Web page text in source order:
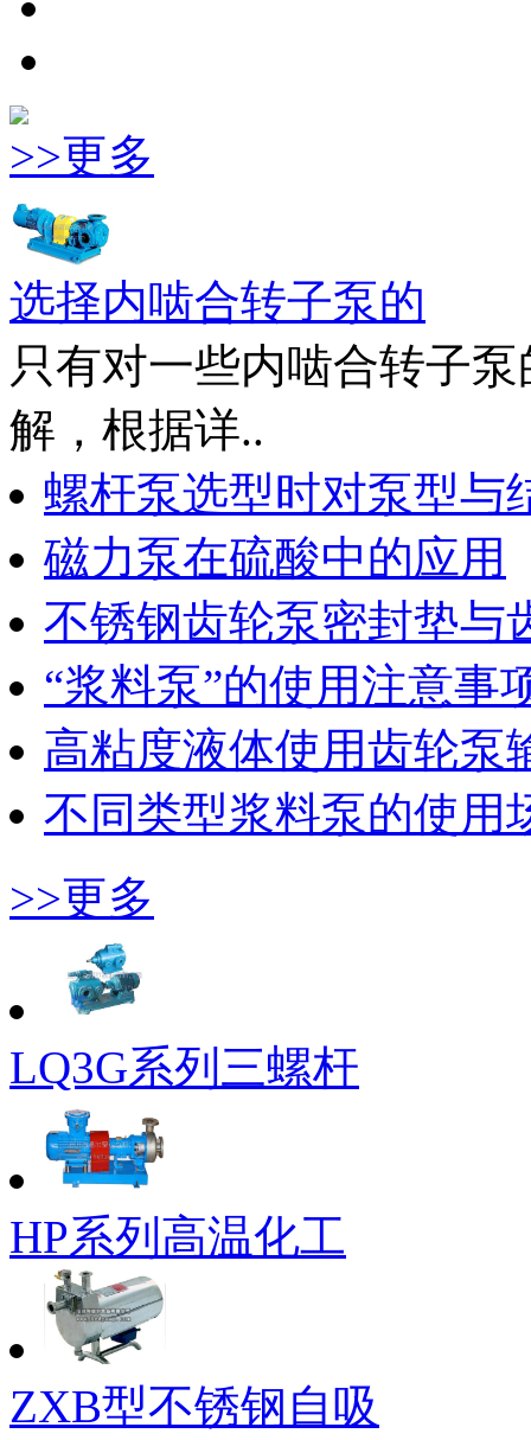
>>更多
选择内啮合转子泵的
只有对一些内啮合转子
解，根据详..
螺杆泵选型时对泵型与
磁力泵在硫酸中的应用
不锈钢齿轮泵密封垫与
“浆料泵”的使用注意事
高粘度液体使用齿轮泵
不同类型浆料泵的使用
>>更多
LQ3G系列三螺杆
HP系列高温化工
ZXB型不锈钢自吸